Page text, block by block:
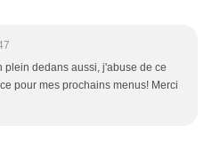
plein dedans aussi, j'abuse de ce
pour mes prochains menus! Merci